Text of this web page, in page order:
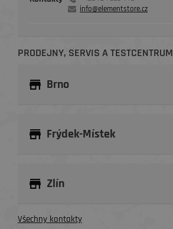
info@elementstore.cz
PRODEJNY, SERVIS A TESTCENTRUM
Brno
Frýdek-Místek
Zlín
Všechny kontakty